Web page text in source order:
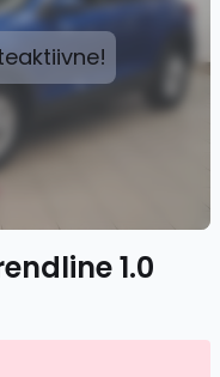
1.0